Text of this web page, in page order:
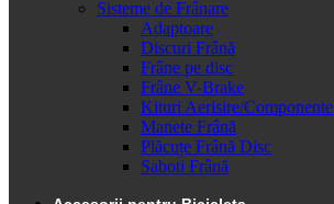
Sisteme de Frânare
Adaptoare
Discuri Frână
Frâne pe disc
Frâne V-Brake
Kituri Aerisire/Componente
Manete Frână
Plăcuțe Frână Disc
Saboti Frână